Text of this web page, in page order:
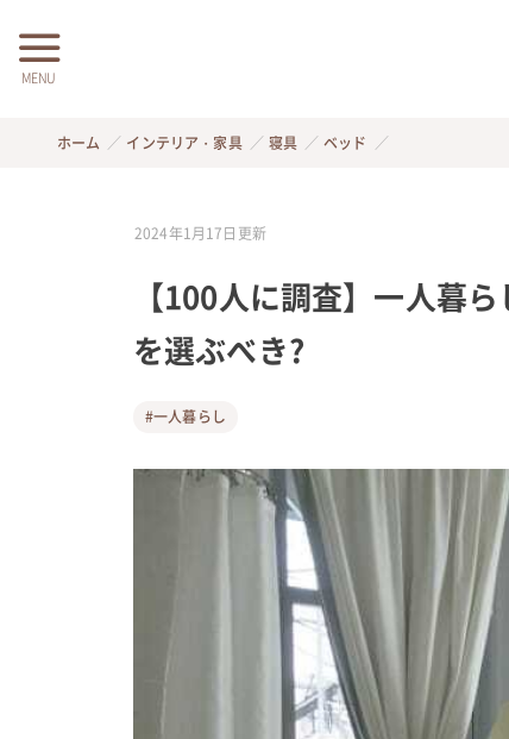
MENU
ホーム インテリア・家具 寝具 ベッド
2024年1月17日 更新
【100人に調査】一人暮
を選ぶべき?
#一人暮らし